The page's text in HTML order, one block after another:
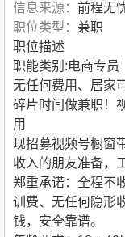
信息来源： 前程无
职位类型： 兼职
职位描述
职能类别:电商专员
无任何费用、居家
碎片时间做兼职！
用
现招募视频号橱窗
收入的朋友准备，
郑重承诺：全程不
训费、无任何隐形
钱，安全靠谱。